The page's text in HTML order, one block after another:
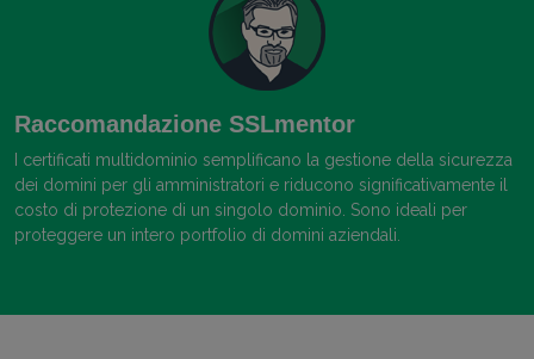
Raccomandazione SSLmentor
I certificati multidominio semplificano la gestione della sicurezza
dei domini per gli amministratori e riducono significativamente il
costo di protezione di un singolo dominio. Sono ideali per
proteggere un intero portfolio di domini aziendali.